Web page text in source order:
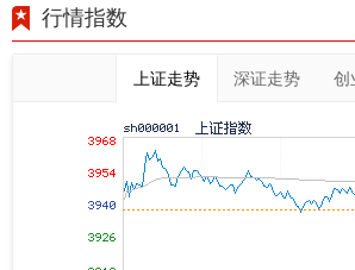
行情指数
上证走势 深证走势 创